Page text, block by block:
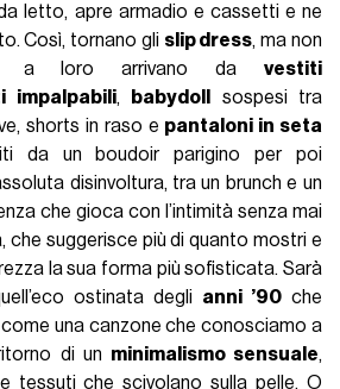
letto, apre armadio e cassetti e ne
Così, tornano gli slip dress, ma non
a loro arrivano da vestiti
impalpabili, babydoll
sospesi tra
shorts in raso e pantaloni in seta
da un boudoir parigino per poi
disinvoltura, tra un brunch e un
che gioca con l’intimità senza mai
che suggerisce più di quanto mostri e
la sua forma più sofisticata. Sarà
ostinata degli anni ’90 che
una canzone che conosciamo a
di un minimalismo sensuale,
tessuti che scivolano sulla pelle. O